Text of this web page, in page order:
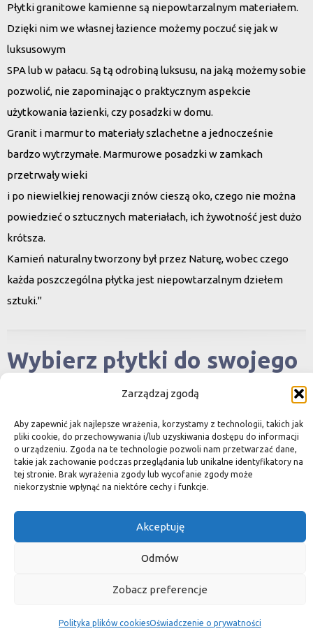
Zarządzaj zgodą
Aby zapewnić jak najlepsze wrażenia, korzystamy z technologii, takich jak
pliki cookie, do przechowywania i/lub uzyskiwania dostępu do informacji
o urządzeniu. Zgoda na te technologie pozwoli nam przetwarzać dane,
takie jak zachowanie podczas przeglądania lub unikalne identyfikatory na
tej stronie. Brak wyrażenia zgody lub wycofanie zgody może
niekorzystnie wpłynąć na niektóre cechy i funkcje.
Akceptuję
Odmów
Zobacz preferencje
Polityka plików cookiesOświadczenie o prywatności
Płytki granitowe kamienne są niepowtarzalnym materiałem.
Dzięki nim we własnej łazience możemy poczuć się jak w
luksusowym
SPA lub w pałacu. Są tą odrobiną luksusu, na jaką możemy sobie
pozwolić, nie zapominając o praktycznym aspekcie
użytkowania łazienki, czy posadzki w domu.
Granit i marmur to materiały szlachetne a jednocześnie
bardzo wytrzymałe. Marmurowe posadzki w zamkach
przetrwały wieki
i po niewielkiej renowacji znów cieszą oko, czego nie można
powiedzieć o sztucznych materiałach, ich żywotność jest dużo
krótsza.
Kamień naturalny tworzony był przez Naturę, wobec czego
każda poszczególna płytka jest niepowtarzalnym dziełem
sztuki."
Wybierz płytki do swojego
Rodzaj kamienia:
Wszystko
Marmur
Inne